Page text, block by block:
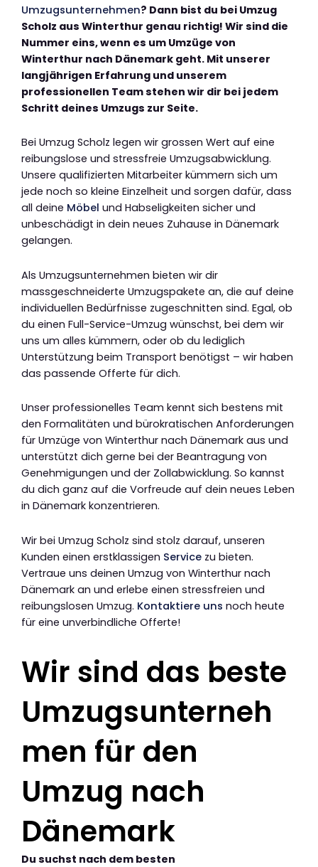
Umzugsunternehmen? Dann bist du bei Umzug
Scholz aus Winterthur genau richtig! Wir sind die
Nummer eins, wenn es um Umzüge von
Winterthur nach Dänemark geht. Mit unserer
langjährigen Erfahrung und unserem
professionellen Team stehen wir dir bei jedem
Schritt deines Umzugs zur Seite.
Bei Umzug Scholz legen wir grossen Wert auf eine
reibungslose und stressfreie Umzugsabwicklung.
Unsere qualifizierten Mitarbeiter kümmern sich um
jede noch so kleine Einzelheit und sorgen dafür, dass
all deine Möbel und Habseligkeiten sicher und
unbeschädigt in dein neues Zuhause in Dänemark
gelangen.
Als Umzugsunternehmen bieten wir dir
massgeschneiderte Umzugspakete an, die auf deine
individuellen Bedürfnisse zugeschnitten sind. Egal, ob
du einen Full-Service-Umzug wünschst, bei dem wir
uns um alles kümmern, oder ob du lediglich
Unterstützung beim Transport benötigst – wir haben
das passende Offerte für dich.
Unser professionelles Team kennt sich bestens mit
den Formalitäten und bürokratischen Anforderungen
für Umzüge von Winterthur nach Dänemark aus und
unterstützt dich gerne bei der Beantragung von
Genehmigungen und der Zollabwicklung. So kannst
du dich ganz auf die Vorfreude auf dein neues Leben
in Dänemark konzentrieren.
Wir bei Umzug Scholz sind stolz darauf, unseren
Kunden einen erstklassigen Service zu bieten.
Vertraue uns deinen Umzug von Winterthur nach
Dänemark an und erlebe einen stressfreien und
reibungslosen Umzug. Kontaktiere uns noch heute
für eine unverbindliche Offerte!
Wir sind das beste
Umzugsunterneh
men für den
Umzug nach
Dänemark
Du suchst nach dem besten